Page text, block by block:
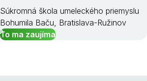
Súkromná škola umeleckého priemyslu
Bohumila Baču, Bratislava-Ružinov
To ma zaujíma